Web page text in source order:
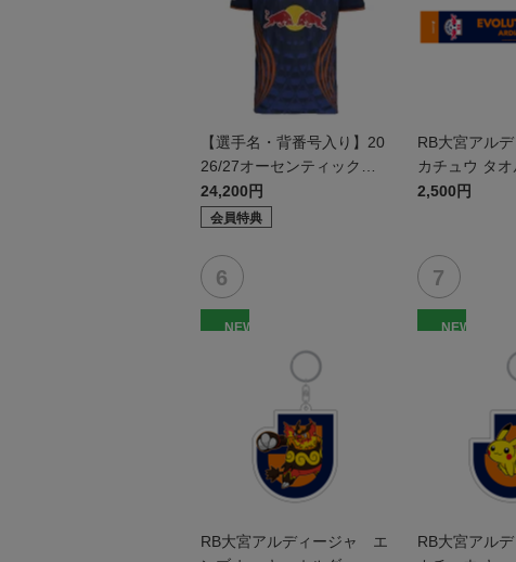
【選手名・背番号入り】20
26/27オーセンティックユ
ニフォーム（フィールド1s
t）
24,200円
会員特典
RB大宮アル
カチュウ タ
2,500円
NEW
RB大宮アルディージャ エ
NEW
RB大宮アル